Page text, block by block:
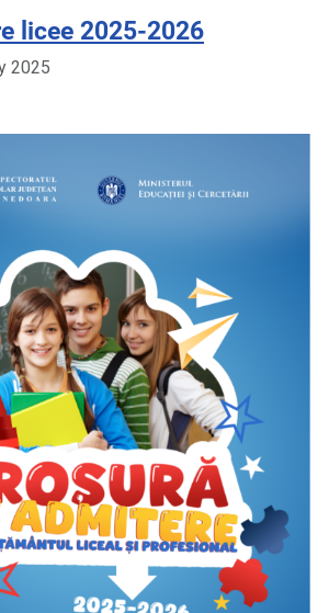
licee 2025-2026
2025